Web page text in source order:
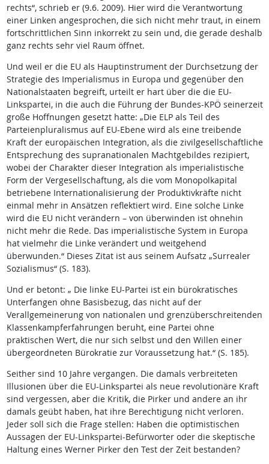
rechts“, schrieb er (9.6. 2009). Hier wird die Verantwortung
einer Linken angesprochen, die sich nicht mehr traut, in einem
fortschrittlichen Sinn inkorrekt zu sein und, die gerade deshalb
ganz rechts sehr viel Raum öffnet.
Und weil er die EU als Hauptinstrument der Durchsetzung der
Strategie des Imperialismus in Europa und gegenüber den
Nationalstaaten begreift, urteilt er hart über die die EU-
Linkspartei, in die auch die Führung der Bundes-KPÖ seinerzeit
große Hoffnungen gesetzt hatte: „Die ELP als Teil des
Parteienpluralismus auf EU-Ebene wird als eine treibende
Kraft der europäischen Integration, als die zivilgesellschaftliche
Entsprechung des supranationalen Machtgebildes rezipiert,
wobei der Charakter dieser Integration als imperialistische
Form der Vergesellschaftung, als die vom Monopolkapital
betriebene Internationalisierung der Produktivkräfte nicht
einmal mehr in Ansätzen reflektiert wird. Eine solche Linke
wird die EU nicht verändern – von überwinden ist ohnehin
nicht mehr die Rede. Das imperialistische System in Europa
hat vielmehr die Linke verändert und weitgehend
überwunden.“ Dieses Zitat ist aus seinem Aufsatz „Surrealer
Sozialismus“ (S. 183).
Und er betont: „ Die linke EU-Partei ist ein bürokratisches
Unterfangen ohne Basisbezug, das nicht auf der
Verallgemeinerung von nationalen und grenzüberschreitenden
Klassenkampferfahrungen beruht, eine Partei ohne
praktischen Wert, die nur sich selbst und den Willen einer
übergeordneten Bürokratie zur Voraussetzung hat.“ (S. 185).
Seither sind 10 Jahre vergangen. Die damals verbreiteten
Illusionen über die EU-Linkspartei als neue revolutionäre Kraft
sind vergessen, aber die Kritik, die Pirker und andere an ihr
damals geübt haben, hat ihre Berechtigung nicht verloren.
Jeder soll sich die Frage stellen: Haben die optimistischen
Aussagen der EU-Linkspartei-Befürworter oder die skeptische
Haltung eines Werner Pirker den Test der Zeit bestanden?